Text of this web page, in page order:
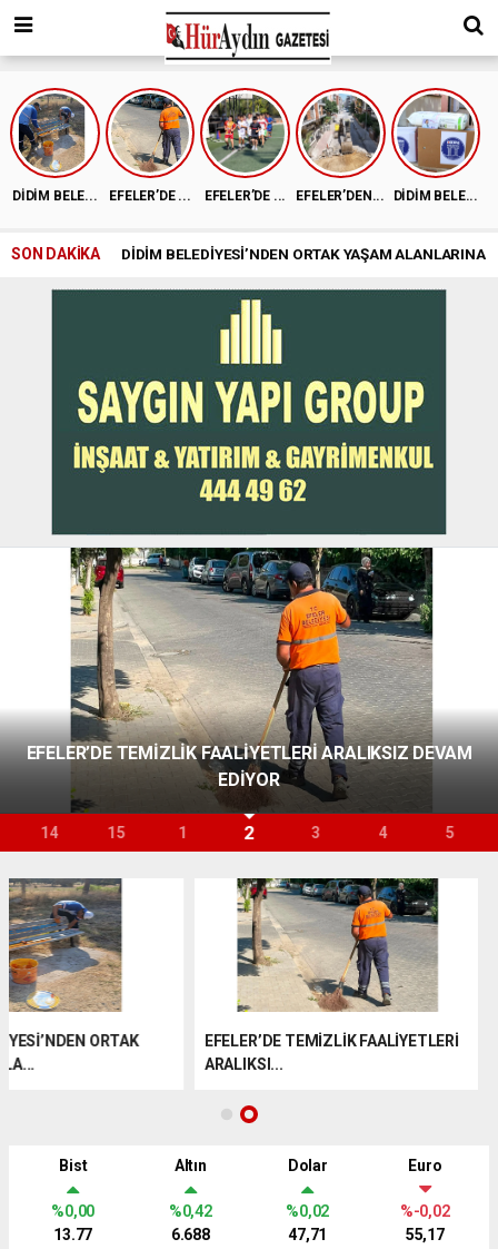
DİDİM BELE... EFELER’DE ... EFELER’DE ... EFELER’DEN... DİDİM BELE...
SON DAKİKA DİDİM BELEDİYESİ’NDEN ORTAK YAŞAM ALANLARINA
EFELER’DE TEMİZLİK FAALİYETLERİ ARALIKSIZ DEVAM
EDİYOR
14 15 1 2 3 4 5
DİDİM BELEDİYESİ’NDEN ORTAK
YAŞAM ALANLA...
EFELER’DE TEMİZLİK
Bist
%0,00
13.77
Altın
%0,42
6.688
Dolar
%0,02
47,71
Euro
%-0,02
55,17